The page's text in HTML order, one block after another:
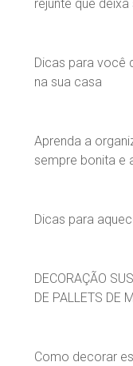
rejunte que deixa
Dicas para você
na sua casa
Aprenda a
sempre bonita e
Dicas para
DECORAÇÃO
DE PALLETS DE
Como decorar